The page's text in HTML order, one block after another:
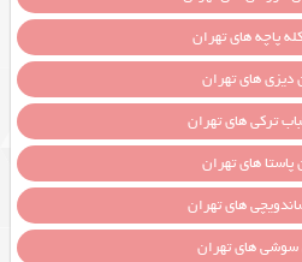
پاچه های تهران
دیزی های تهران
ترکی های تهران
پاستا های تهران
های تهران
سوشی های تهران